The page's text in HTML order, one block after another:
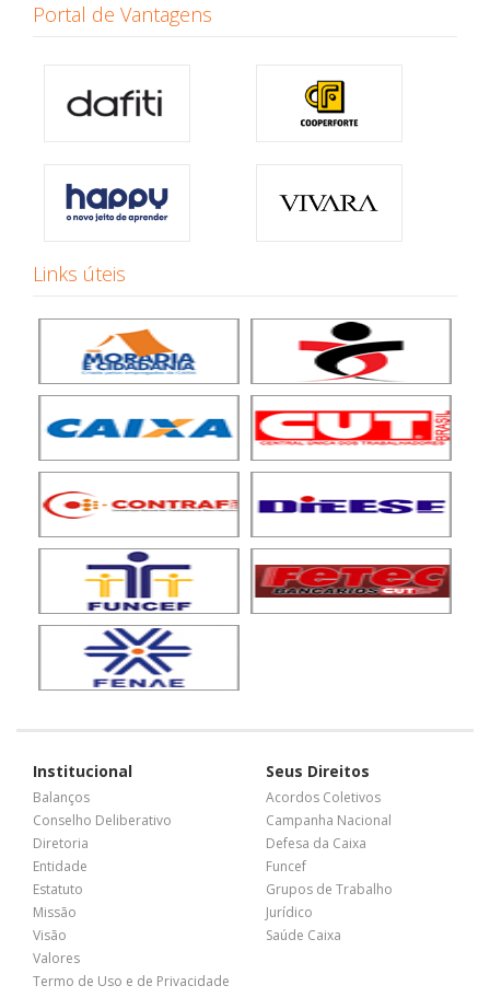
Portal de Vantagens
Links úteis
Institucional
Balanços
Conselho Deliberativo
Diretoria
Entidade
Estatuto
Missão
Visão
Valores
Termo de Uso e de Privacidade
Seus Direitos
Acordos Coletivos
Campanha Nacional
Defesa da Caixa
Funcef
Grupos de Trabalho
Jurídico
Saúde Caixa